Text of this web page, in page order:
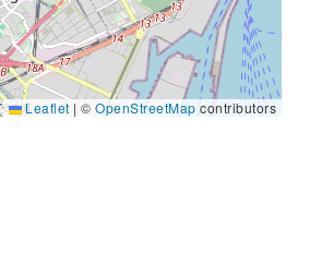
Leaflet | © OpenStreetMap contributors